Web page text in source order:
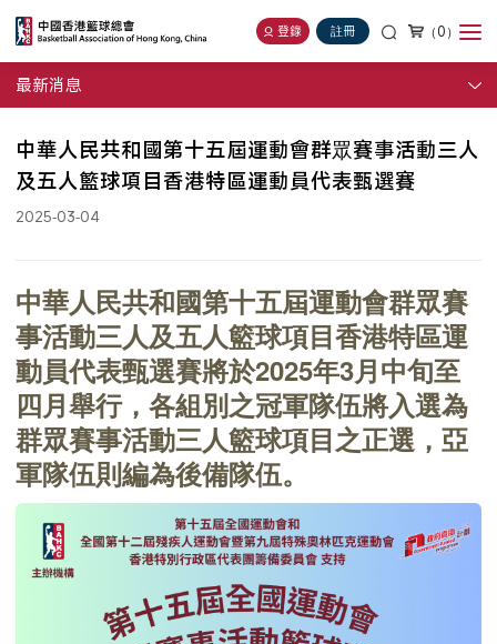
登錄 註冊 （0）
最新消息
中華人民共和國第十五屆運動會群眾賽事活動三人
及五人籃球項目香港特區運動員代表甄選賽
2025-03-04
中華人民共和國第十五屆運動會群眾賽
事活動三人及五人籃球項目香港特區運
動員代表甄選賽將於2025年3月中旬至
四月舉行，各組別之冠軍隊伍將入選為
群眾賽事活動三人籃球項目之正選，亞
軍隊伍則編為後備隊伍。